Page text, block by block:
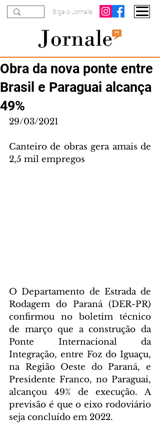
Siga o Jornale
Obra da nova ponte entre
Brasil e Paraguai alcança
49%
29/03/2021
Canteiro de obras gera amais de
2,5 mil empregos
O Departamento de Estrada de
Rodagem do Paraná (DER-PR)
confirmou no boletim técnico
de março que a construção da
Ponte Internacional da
Integração, entre Foz do Iguaçu,
na Região Oeste do Paraná, e
Presidente Franco, no Paraguai,
alcançou 49% de execução. A
previsão é que o eixo rodoviário
seja concluído em 2022.